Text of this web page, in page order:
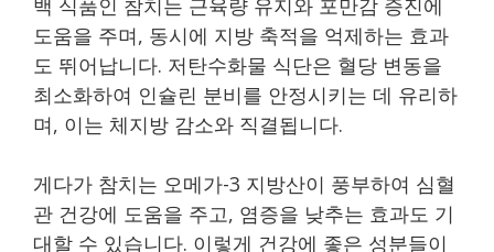
도움을 주며, 동시에 지방 축적을 억제하는 효과
도 뛰어납니다. 저탄수화물 식단은 혈당 변동을
최소화하여 인슐린 분비를 안정시키는 데 유리하
며, 이는 체지방 감소와 직결됩니다.
게다가 참치는 오메가-3 지방산이 풍부하여 심혈
관 건강에 도움을 주고, 염증을 낮추는 효과도 기
대할 수 있습니다. 이렇게 건강에 좋은 성분들이